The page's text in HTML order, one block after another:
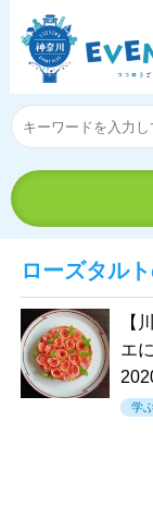
ローズタル
【
エ
学